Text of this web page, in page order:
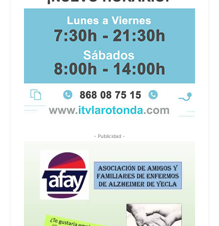
- Publicidad -